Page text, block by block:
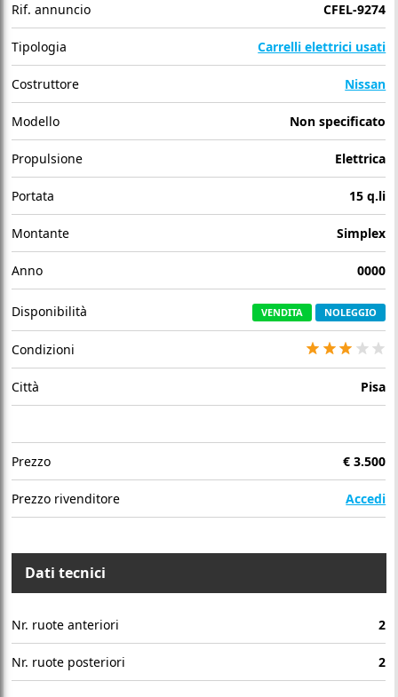
Rif. annuncio CFEL-9274
Tipologia Carrelli elettrici usati
Costruttore Nissan
Modello Non specificato
Propulsione Elettrica
Portata 15 q.li
Montante Simplex
Anno 0000
Disponibilità VENDITA NOLEGGIO
Condizioni
Città Pisa
Prezzo € 3.500
Prezzo rivenditore Accedi
Dati tecnici
Nr. ruote anteriori 2
Nr. ruote posteriori 2